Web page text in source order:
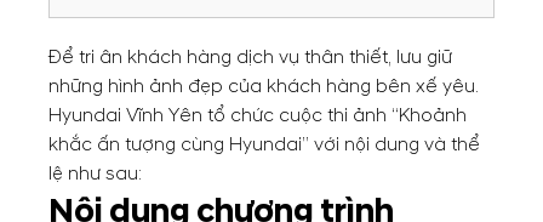
Để tri ân khách hàng dịch vụ thân thiết, lưu giữ
những hình ảnh đẹp của khách hàng bên xế yêu.
Hyundai Vĩnh Yên tổ chức cuộc thi ảnh “Khoảnh
khắc ấn tượng cùng Hyundai” với nội dung và thể
lệ như sau:
Nội dung chương trình